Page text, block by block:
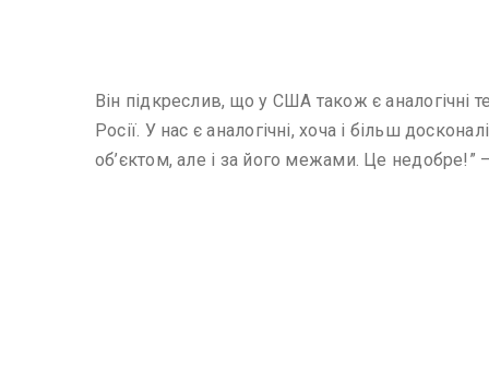
Він підкреслив, що у США також є аналогічні
Росії. У нас є аналогічні, хоча і більш
об’єктом, але і за його межами. Це недобре!”